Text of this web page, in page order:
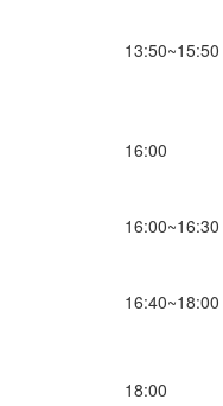
13:50~15:50
16:00
16:00~16:30
16:40~18:00
18:00